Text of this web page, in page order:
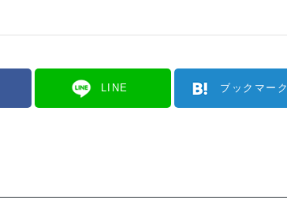
LINE ブックマーク